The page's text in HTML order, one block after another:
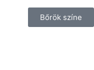
Bőrök színe